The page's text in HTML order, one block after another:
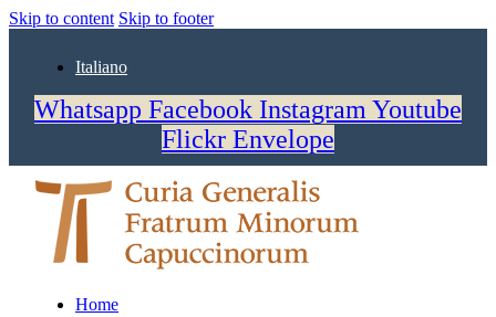
Skip to content Skip to footer
Italiano
Whatsapp Facebook Instagram Youtube
Flickr Envelope
Home